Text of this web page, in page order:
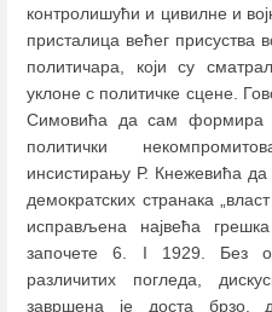
контролишући и цивилне и
присталица већег присуства
политичара, који су
уклоне с политичке сцене.
Симовића да сам формира
политички
инсистирању Р. Кнежевића
демократских странака
исправљена највећа
започете 6. I 1929. Без
различитих погледа,
завршена је доста